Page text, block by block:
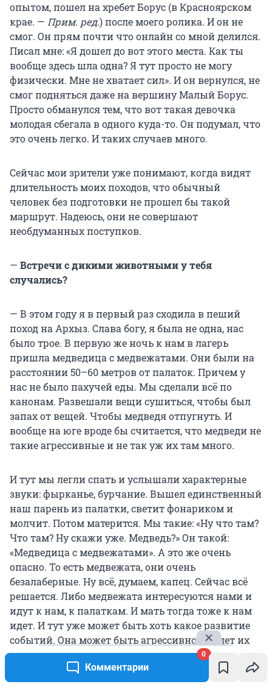
Комментарии
0
опытом, пошел на хребет Борус (в Красноярском
крае. — Прим. ред.) после моего ролика. И он не
смог. Он прям почти что онлайн со мной делился.
Писал мне: «Я дошел до вот этого места. Как ты
вообще здесь шла одна? Я тут просто не могу
физически. Мне не хватает сил». И он вернулся, не
смог подняться даже на вершину Малый Борус.
Просто обманулся тем, что вот такая девочка
молодая сбегала в одного куда-то. Он подумал, что
это очень легко. И таких случаев много.
Сейчас мои зрители уже понимают, когда видят
длительность моих походов, что обычный
человек без подготовки не прошел бы такой
маршрут. Надеюсь, они не совершают
необдуманных поступков.
— Встречи с дикими животными у тебя
случались?
— В этом году я в первый раз сходила в пеший
поход на Архыз. Слава богу, я была не одна, нас
было трое. В первую же ночь к нам в лагерь
пришла медведица с медвежатами. Они были на
расстоянии 50–60 метров от палаток. Причем у
нас не было пахучей еды. Мы сделали всё по
канонам. Развешали вещи сушиться, чтобы был
запах от вещей. Чтобы медведя отпугнуть. И
вообще на юге вроде бы считается, что медведи не
такие агрессивные и не так уж их там много.
И тут мы легли спать и услышали характерные
звуки: фырканье, бурчание. Вышел единственный
наш парень из палатки, светит фонариком и
молчит. Потом матерится. Мы такие: «Ну что там?
Что там? Ну скажи уже. Медведь?» Он такой:
«Медведица с медвежатами». А это же очень
опасно. То есть медвежата, они очень
безалаберные. Ну всё, думаем, капец. Сейчас всё
решается. Либо медвежата интересуются нами и
идут к нам, к палаткам. И мать тогда тоже к нам
идет. И тут уже может быть хоть какое развитие
событий. Она может быть агрессивной, будет их
защищать. Эти медведицы, они же безумные
мамашки. В общем, у меня сердце в пятки ушло.